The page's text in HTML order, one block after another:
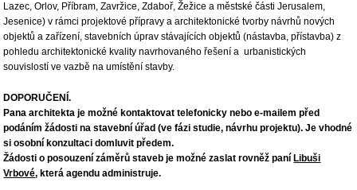
Lazec, Orlov, Příbram, Zavržice, Zdaboř, Žežice a městské části Jerusalem,
Jesenice) v rámci projektové přípravy a architektonické tvorby návrhů nových
objektů a zařízení, stavebních úprav stávajících objektů (nástavba, přístavba) z
pohledu architektonické kvality navrhovaného řešení a urbanistických
souvislostí ve vazbě na umístění stavby.
DOPORUČENÍ.
Pana architekta je možné kontaktovat telefonicky nebo e-mailem před
podáním žádosti na stavební úřad (ve fázi studie, návrhu projektu). Je vhodné
si osobní konzultaci domluvit předem.
Žádosti o posouzení záměrů staveb je možné zaslat rovněž paní Libuši
Vrbové, která agendu administruje.